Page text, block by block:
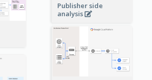
Publisher side
analysis